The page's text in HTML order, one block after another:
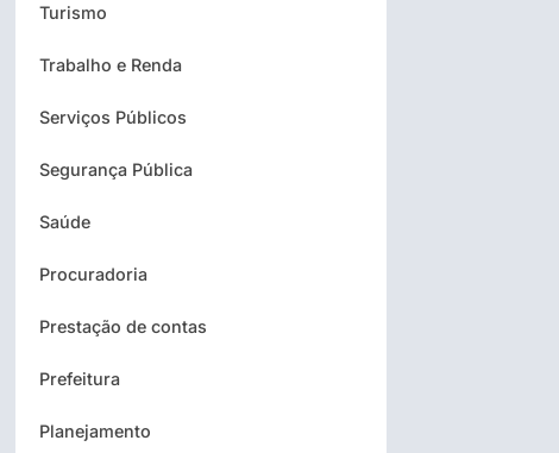
Turismo
Trabalho e Renda
Serviços Públicos
Segurança Pública
Saúde
Procuradoria
Prestação de contas
Prefeitura
Planejamento